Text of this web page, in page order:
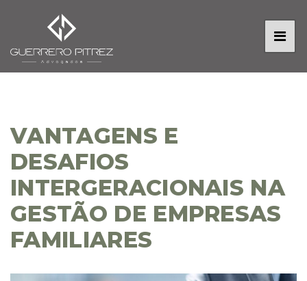
VANTAGENS E
DESAFIOS
INTERGERACIONAIS NA
GESTÃO DE EMPRESAS
FAMILIARES